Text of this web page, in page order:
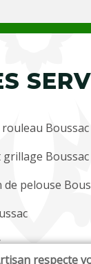
Boussac
Boussac
pelouse
respecte